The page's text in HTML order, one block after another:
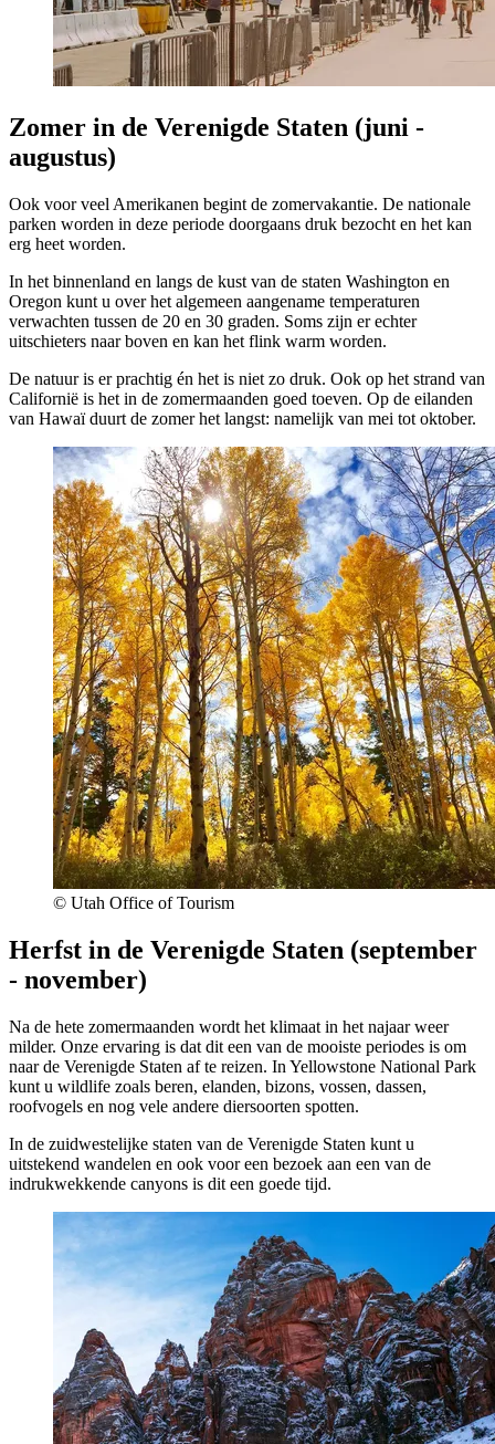
Zomer in de Verenigde Staten (juni -
augustus)
Ook voor veel Amerikanen begint de zomervakantie. De nationale
parken worden in deze periode doorgaans druk bezocht en het kan
erg heet worden.
In het binnenland en langs de kust van de staten Washington en
Oregon kunt u over het algemeen aangename temperaturen
verwachten tussen de 20 en 30 graden. Soms zijn er echter
uitschieters naar boven en kan het flink warm worden.
De natuur is er prachtig én het is niet zo druk. Ook op het strand van
Californië is het in de zomermaanden goed toeven. Op de eilanden
van Hawaï duurt de zomer het langst: namelijk van mei tot oktober.
© Utah Office of Tourism
Herfst in de Verenigde Staten (september
- november)
Na de hete zomermaanden wordt het klimaat in het najaar weer
milder. Onze ervaring is dat dit een van de mooiste periodes is om
naar de Verenigde Staten af te reizen. In Yellowstone National Park
kunt u wildlife zoals beren, elanden, bizons, vossen, dassen,
roofvogels en nog vele andere diersoorten spotten.
In de zuidwestelijke staten van de Verenigde Staten kunt u
uitstekend wandelen en ook voor een bezoek aan een van de
indrukwekkende canyons is dit een goede tijd.